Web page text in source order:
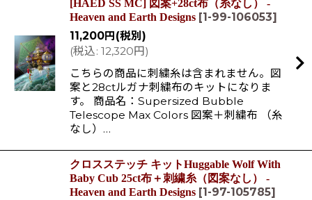
[HAED SS MC] 図案+28ct布（糸なし） -
Heaven and Earth Designs [1-99-106053]
11,200円 (税別)
(税込: 12,320円 )
こちらの商品に刺繍糸は含まれません。図
案と28ctルガナ刺繍布のキットになりま
す。 商品名：Supersized Bubble
Telescope Max Colors 図案＋刺繍布 （糸
なし）…
クロスステッチ キットHuggable Wolf With
Baby Cub 25ct布＋刺繍糸（図案なし） -
Heaven and Earth Designs [1-97-105785]